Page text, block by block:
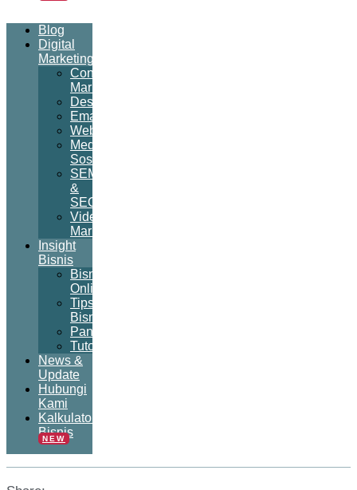
Blog
Digital
Marketing
Content
Marketing
Desain
Email
Website
Media
Sosial
SEM
&
SEO
Video
Marketing
Insight
Bisnis
Bisnis
Online
Tips
Bisnis
Panduan
Tutorial
News &
Update
Hubungi
Kami
Kalkulator
Bisnis
NEW